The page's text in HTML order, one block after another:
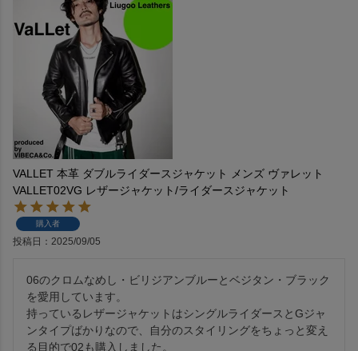
VALLET 本革 ダブルライダースジャケット メンズ ヴァレット
VALLET02VG レザージャケット/ライダースジャケット
購入者
投稿日 2025/09/05
06のクロムなめし・ビリジアンブルーとベジタン・ブラック
を愛用しています。
持っているレザージャケットはシングルライダースとGジャ
ンタイプばかりなので、自分のスタイリングをちょっと変え
る目的で02も購入しました。